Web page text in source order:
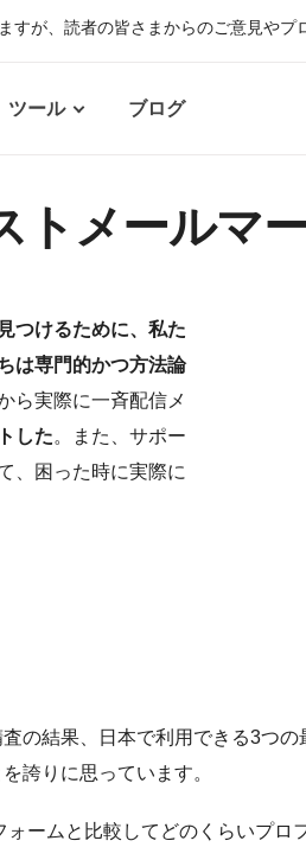
が、読者の皆さまからのご意見や
ツール ブログ
トメールマ
つけるために、私た
は専門的かつ方法論
ら実際に一斉配信メ
した。また、サポー
、困った時に実際に
の結果、日本で利用できる3つの
誇りに思っています。
ームと比較してどのくらいプロ